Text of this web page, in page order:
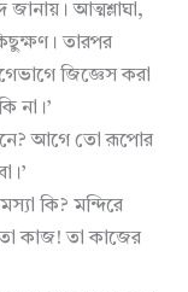
আত্মশ্লাঘা,
তারপর
জিজ্ঞেস করা
না।’
আগে তো রূপোর
কি? মন্দিরে
কাজ! তা কাজের